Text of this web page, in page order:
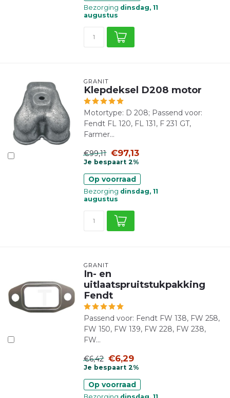
Bezorging dinsdag, 11
augustus
GRANIT
Klepdeksel D208 motor
Motortype: D 208; Passend voor:
Fendt FL 120, FL 131, F 231 GT,
Farmer...
€99,11 €97,13
Je bespaart 2%
Op voorraad
Bezorging dinsdag, 11
augustus
GRANIT
In- en
uitlaatspruitstukpakking
Fendt
Passend voor: Fendt FW 138, FW 258,
FW 150, FW 139, FW 228, FW 238,
FW...
€6,42 €6,29
Je bespaart 2%
Op voorraad